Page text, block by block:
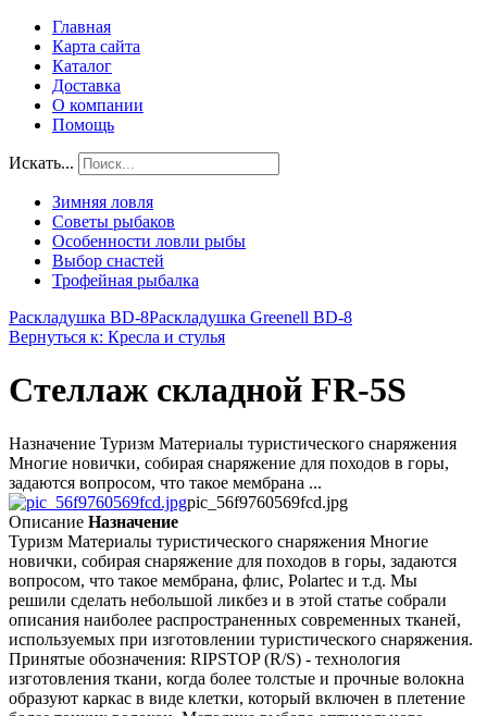
Главная
Карта сайта
Каталог
Доставка
О компании
Помощь
Искать...
Зимняя ловля
Советы рыбаков
Особенности ловли рыбы
Выбор снастей
Трофейная рыбалка
Раскладушка BD-8Раскладушка Greenell BD-8
Вернуться к: Кресла и стулья
Стеллаж складной FR-5S
Назначение Туризм Материалы туристического снаряжения
Многие новички, собирая снаряжение для походов в горы,
задаются вопросом, что такое мембрана ...
pic_56f9760569fcd.jpg
Описание Назначение
Туризм Материалы туристического снаряжения Многие
новички, собирая снаряжение для походов в горы, задаются
вопросом, что такое мембрана, флис, Polartec и т.д. Мы
решили сделать небольшой ликбез и в этой статье собрали
описания наиболее распространенных современных тканей,
используемых при изготовлении туристического снаряжения.
Принятые обозначения: RIPSTOP (R/S) - технология
изготовления ткани, когда более толстые и прочные волокна
образуют каркас в виде клетки, который включен в плетение